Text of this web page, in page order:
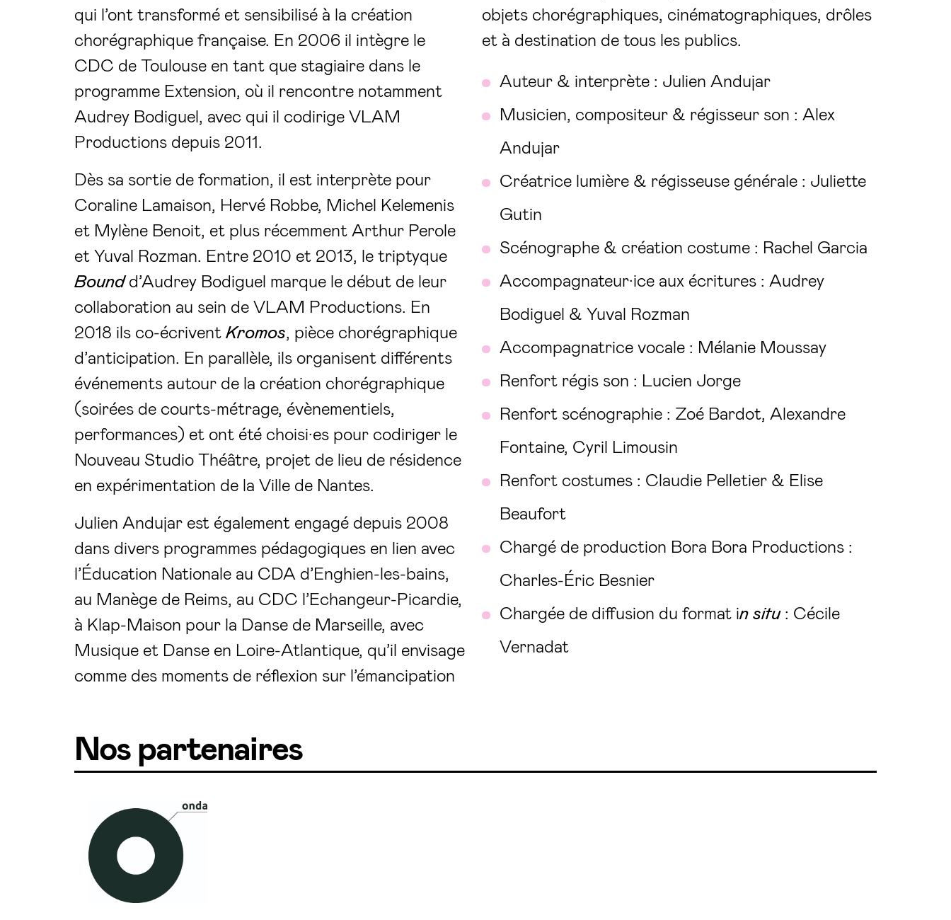
qui l’ont transformé et sensibilisé à la création
chorégraphique française. En 2006 il intègre le
CDC de Toulouse en tant que stagiaire dans le
programme Extension, où il rencontre notamment
Audrey Bodiguel, avec qui il codirige VLAM
Productions depuis 2011.
Dès sa sortie de formation, il est interprète pour
Coraline Lamaison, Hervé Robbe, Michel Kelemenis
et Mylène Benoit, et plus récemment Arthur Perole
et Yuval Rozman. Entre 2010 et 2013, le triptyque
Bound d’Audrey Bodiguel marque le début de leur
collaboration au sein de VLAM Productions. En
2018 ils co-écrivent Kromos, pièce chorégraphique
d’anticipation. En parallèle, ils organisent différents
événements autour de la création chorégraphique
(soirées de courts-métrage, évènementiels,
performances) et ont été choisi·es pour codiriger le
Nouveau Studio Théâtre, projet de lieu de résidence
en expérimentation de la Ville de Nantes.
Julien Andujar est également engagé depuis 2008
dans divers programmes pédagogiques en lien avec
l’Éducation Nationale au CDA d’Enghien-les-bains,
au Manège de Reims, au CDC l’Echangeur-Picardie,
à Klap-Maison pour la Danse de Marseille, avec
Musique et Danse en Loire-Atlantique, qu’il envisage
comme des moments de réflexion sur l’émancipation
objets chorégraphiques, cinématographiques, drôles
et à destination de tous les publics.
Auteur & interprète : Julien Andujar
Musicien, compositeur & régisseur son : Alex
Andujar
Créatrice lumière & régisseuse générale : Juliette
Gutin
Scénographe & création costume : Rachel Garcia
Accompagnateur·ice aux écritures : Audrey
Bodiguel & Yuval Rozman
Accompagnatrice vocale : Mélanie Moussay
Renfort régis son : Lucien Jorge
Renfort scénographie : Zoé Bardot, Alexandre
Fontaine, Cyril Limousin
Renfort costumes : Claudie Pelletier & Elise
Beaufort
Chargé de production Bora Bora Productions :
Charles-Éric Besnier
Chargée de diffusion du format in situ: Cécile
Vernadat
Nos partenaires